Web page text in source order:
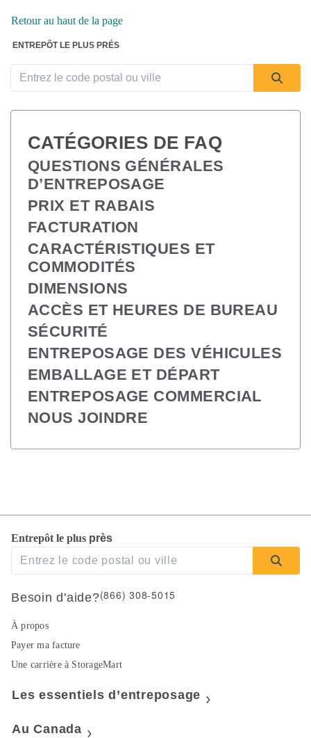
Retour au haut de la page
ENTREPÔT LE PLUS PRÉS
CATÉGORIES DE FAQ
QUESTIONS GÉNÉRALES
D’ENTREPOSAGE
PRIX ET RABAIS
FACTURATION
CARACTÉRISTIQUES ET
COMMODITÉS
DIMENSIONS
ACCÈS ET HEURES DE BUREAU
SÉCURITÉ
ENTREPOSAGE DES VÉHICULES
EMBALLAGE ET DÉPART
ENTREPOSAGE COMMERCIAL
NOUS JOINDRE
Entrepôt le plus près
Besoin d'aide?(866) 308-5015
À propos
Payer ma facture
Une carrière à StorageMart
Les essentiels d’entreposage
Au Canada